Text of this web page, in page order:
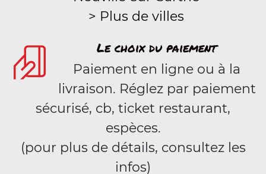
> Plus de villes
Le choix du paiement
Paiement en ligne ou à la
livraison. Réglez par paiement
sécurisé, cb, ticket restaurant,
espèces.
(pour plus de détails, consultez les
infos)